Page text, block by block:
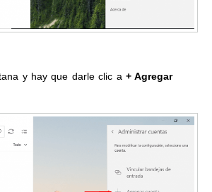
y hay que darle clic a + Agregar